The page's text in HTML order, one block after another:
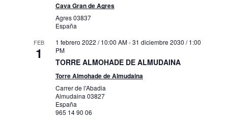
Cava Gran de Agres
Agres03837
España
FEB
1
1 febrero 2022 / 10:00 AM-31 diciembre 2030 / 1:00
PM
TORRE ALMOHADE DE ALMUDAINA
Torre Almohade de Almudaina
Carrer de l'Abadia
Almudaina 03827
España
965 14 90 06